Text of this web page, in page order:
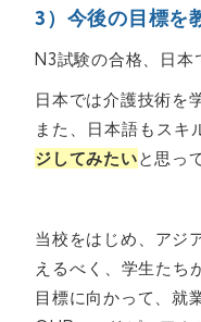
3）今後の目標を
N3試験の合格、日本
日本では介護技術を
また、日本語もスキ
ジしてみたいと思っ
当校をはじめ、アジ
えるべく、学生たち
目標に向かって、就